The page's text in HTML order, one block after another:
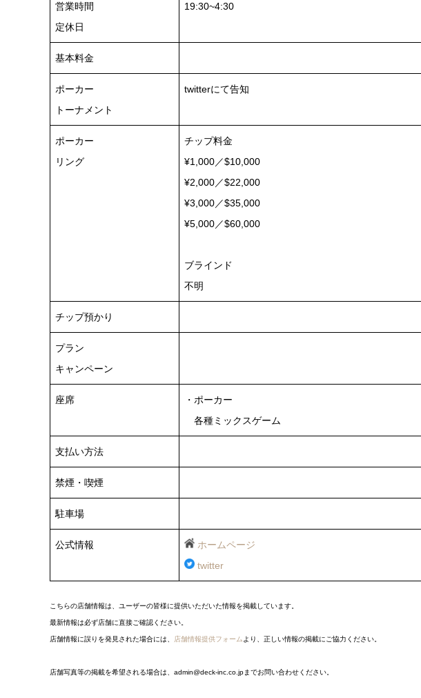
営業時間
定休日
19:30~4:30
基本料金
ポーカー
トーナメント
twitterにて告知
ポーカー
リング
チップ料金
¥1,000／$10,000
¥2,000／$22,000
¥3,000／$35,000
¥5,000／$60,000
ブラインド
不明
チップ預かり
プラン
キャンペーン
座席
・ポーカー
各種ミックスゲーム
支払い方法
禁煙・喫煙
駐車場
公式情報
ホームページ
twitter
こちらの店舗情報は、ユーザーの皆様に提供いただいた情報を掲載しています。
最新情報は必ず店舗に直接ご確認ください。
店舗情報に誤りを発見された場合には、 店舗情報提供フォーム より、正しい情報の掲載にご協力ください。
店舗写真等の掲載を希望される場合は、admin@deck-inc.co.jpまでお問い合わせください。